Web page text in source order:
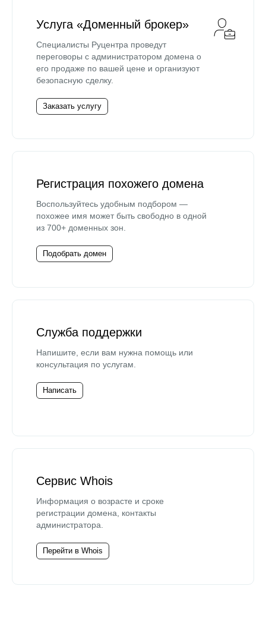
Услуга «Доменный брокер»
Специалисты Руцентра проведут
переговоры с администратором домена о
его продаже по вашей цене и организуют
безопасную сделку.
Заказать услугу
Регистрация похожего домена
Воспользуйтесь удобным подбором —
похожее имя может быть свободно в одной
из 700+ доменных зон.
Подобрать домен
Служба поддержки
Напишите, если вам нужна помощь или
консультация по услугам.
Написать
Сервис Whois
Информация о возрасте и сроке
регистрации домена, контакты
администратора.
Перейти в Whois